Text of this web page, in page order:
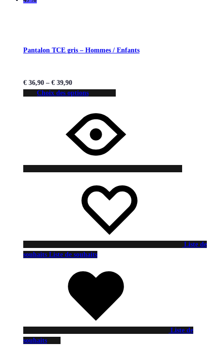
Pantalon TCE gris – Hommes / Enfants
€ 36,90 – € 39,90
Choix des options
Liste de
souhaits Liste de souhaits
Liste de
souhaits